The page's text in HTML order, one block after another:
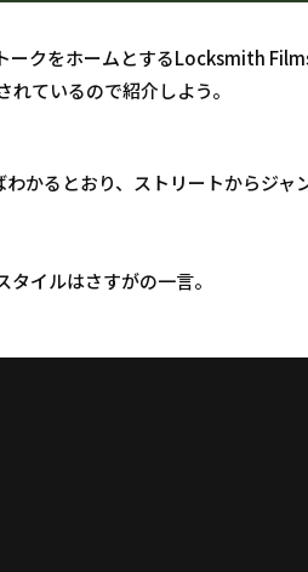
クをホームとするLocksmith Films
ているので紹介しよう。
かるとおり、ストリートからジャ
イルはさすがの一言。